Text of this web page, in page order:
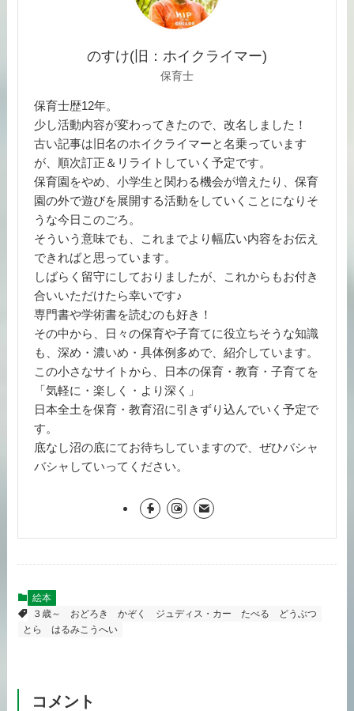
のすけ(旧：ホイクライマー)
保育士
保育士歴12年。
少し活動内容が変わってきたので、改名しました！
古い記事は旧名のホイクライマーと名乗っています
が、順次訂正＆リライトしていく予定です。
保育園をやめ、小学生と関わる機会が増えたり、保育
園の外で遊びを展開する活動をしていくことになりそ
うな今日このごろ。
そういう意味でも、これまでより幅広い内容をお伝え
できればと思っています。
しばらく留守にしておりましたが、これからもお付き
合いいただけたら幸いです♪
専門書や学術書を読むのも好き！
その中から、日々の保育や子育てに役立ちそうな知識
も、深め・濃いめ・具体例多めで、紹介しています。
この小さなサイトから、日本の保育・教育・子育てを
「気軽に・楽しく・より深く」
日本全土を保育・教育沼に引きずり込んでいく予定で
す。
底なし沼の底にてお待ちしていますので、ぜひバシャ
バシャしていってください。
絵本
３歳～
おどろき かぞく ジュディス・カー たべる
どうぶつ
とら
はるみこうへい
コメント